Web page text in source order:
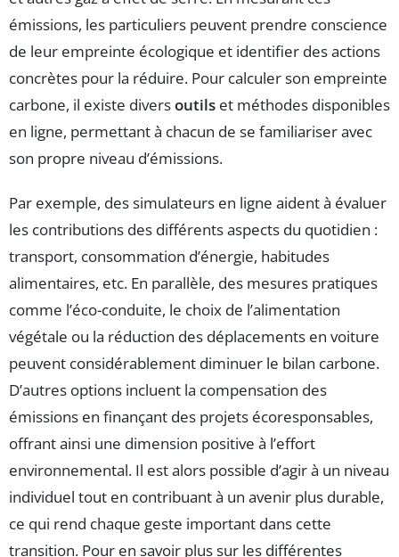
émissions, les particuliers peuvent prendre conscience
de leur empreinte écologique et identifier des actions
concrètes pour la réduire. Pour calculer son empreinte
carbone, il existe diversoutils et méthodes disponibles
en ligne, permettant à chacun de se familiariser avec
son propre niveau d’émissions.
Par exemple, des simulateurs en ligne aident à évaluer
les contributions des différents aspects du quotidien :
transport, consommation d’énergie, habitudes
alimentaires, etc. En parallèle, des mesures pratiques
comme l’éco-conduite, le choix de l’alimentation
végétale ou la réduction des déplacements en voiture
peuvent considérablement diminuer le bilan carbone.
D’autres options incluent la compensation des
émissions en finançant des projets écoresponsables,
offrant ainsi une dimension positive à l’effort
environnemental. Il est alors possible d’agir à un niveau
individuel tout en contribuant à un avenir plus durable,
ce qui rend chaque geste important dans cette
transition. Pour en savoir plus sur les différentes